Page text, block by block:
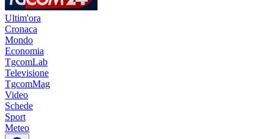
Ultim'ora
Cronaca
Mondo
Economia
TgcomLab
Televisione
TgcomMag
Video
Schede
Sport
Meteo